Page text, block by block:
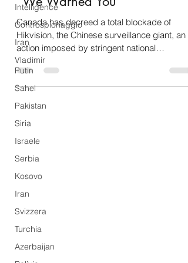
Intelligence
Controspionaggio
Iran
Vladimir
Putin
Sahel
Pakistan
Siria
Israele
Serbia
Kosovo
Iran
Svizzera
Turchia
Azerbaijan
Under Threat. Extrema Ratio:
"We Warned You"
Canada has decreed a total blockade of
Hikvision, the Chinese surveillance giant, an
action imposed by stringent national